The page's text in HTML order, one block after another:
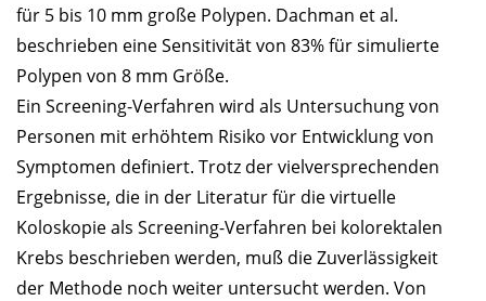
für 5 bis 10 mm große Polypen. Dachman et al.
beschrieben eine Sensitivität von 83% für simulierte
Polypen von 8 mm Größe.
Ein Screening-Verfahren wird als Untersuchung von
Personen mit erhöhtem Risiko vor Entwicklung von
Symptomen definiert. Trotz der vielversprechenden
Ergebnisse, die in der Literatur für die virtuelle
Koloskopie als Screening-Verfahren bei kolorektalen
Krebs beschrieben werden, muß die Zuverlässigkeit
der Methode noch weiter untersucht werden. Von